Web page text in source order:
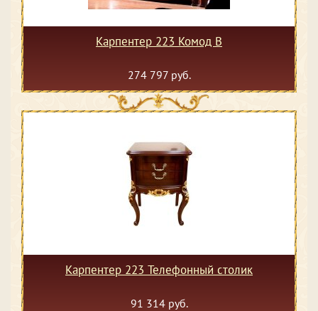
Карпентер 223 Комод В
274 797 руб.
Карпентер 223 Телефонный столик
91 314 руб.